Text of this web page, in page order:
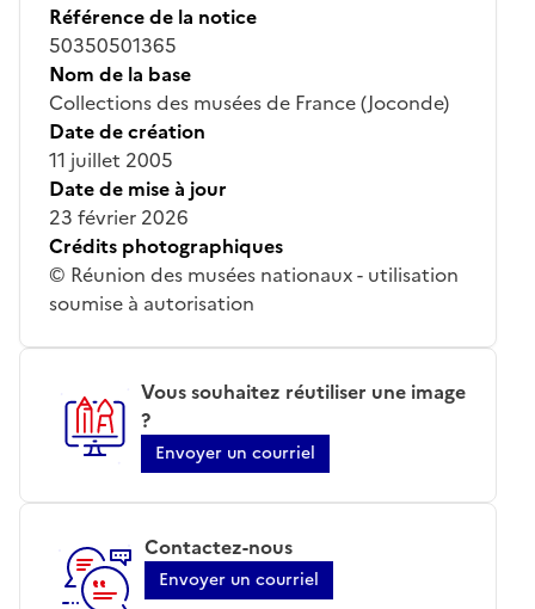
Référence de la notice
50350501365
Nom de la base
Collections des musées de France (Joconde)
Date de création
11 juillet 2005
Date de mise à jour
23 février 2026
Crédits photographiques
© Réunion des musées nationaux - utilisation
soumise à autorisation
Vous souhaitez réutiliser une image
?
Envoyer un courriel
Contactez-nous
Envoyer un courriel